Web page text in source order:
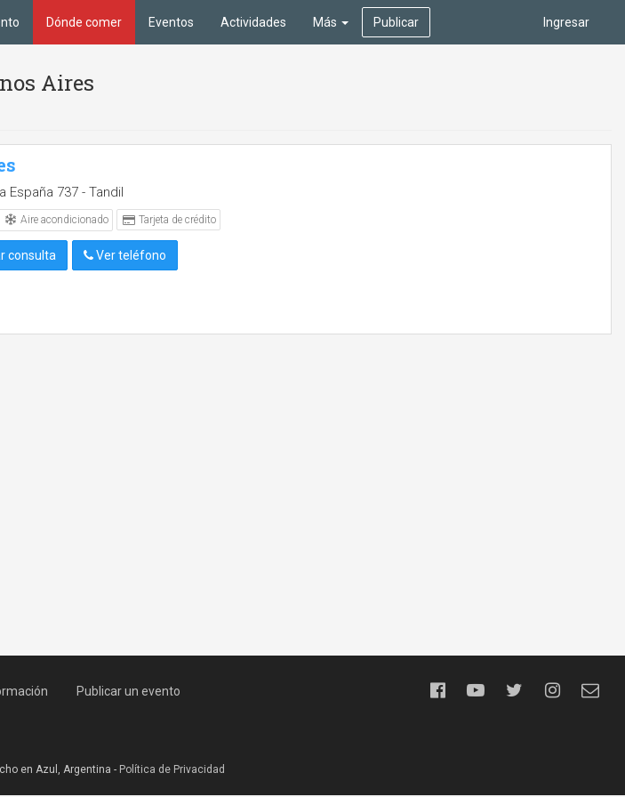
Ingresar
Dónde comer Eventos Actividades Más Publicar
Aires
España 737 - Tandil
Aire acondicionado Tarjeta de crédito
consulta Ver teléfono
Publicar un evento
en Azul, Argentina - Política de Privacidad